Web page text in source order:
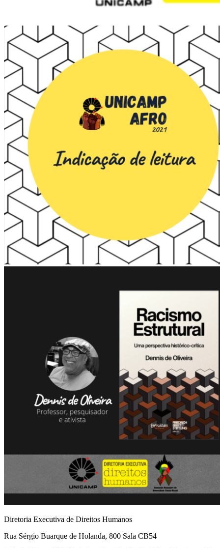
Diretoria Executiva de Direitos Humanos
Rua Sérgio Buarque de Holanda, 800 Sala CB54